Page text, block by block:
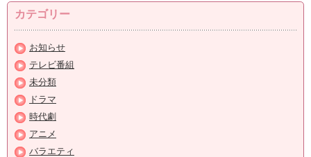
カテゴリー
お知らせ
テレビ番組
未分類
ドラマ
時代劇
アニメ
バラエティ